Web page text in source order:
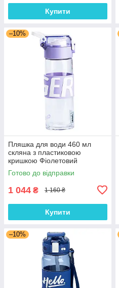
Купити
–10%
Пляшка для води 460 мл
скляна з пластиковою
кришкою Фіолетовий
HP17299V
Готово до відправки
1 044 ₴ 1 160 ₴
Купити
–10%